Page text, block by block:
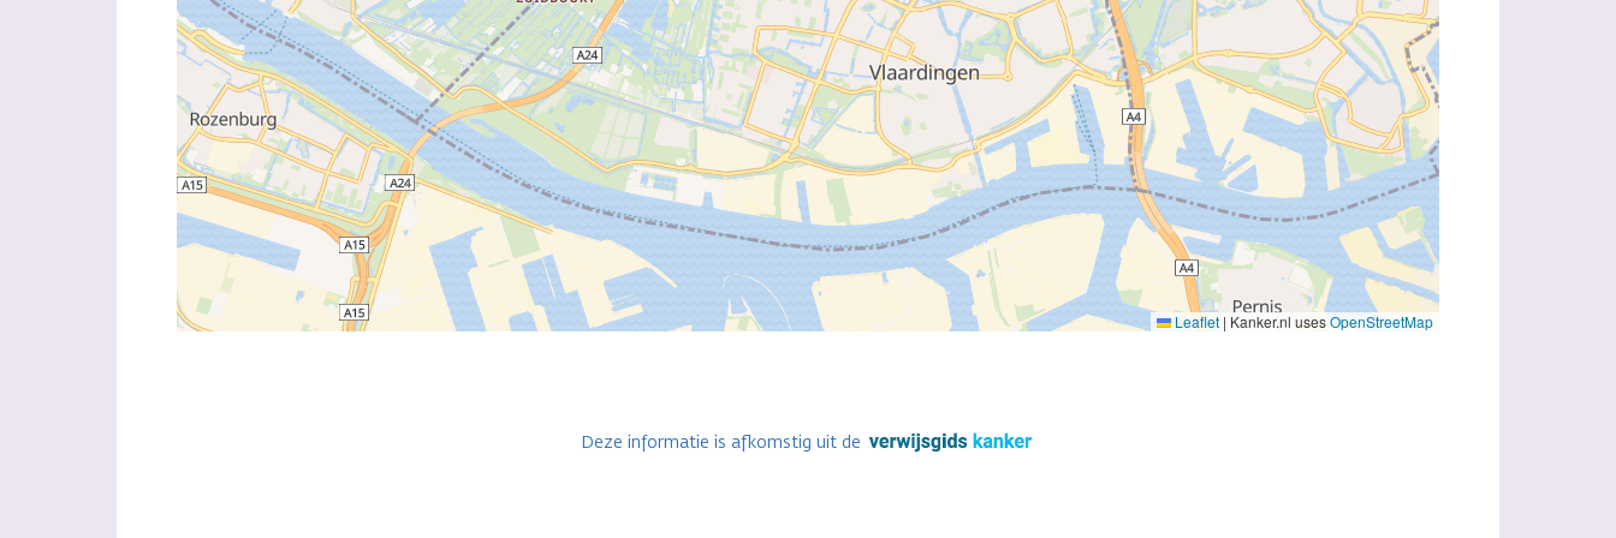
Leaflet | Kanker.nl usesOpenStreetMap
Deze informatie is afkomstig uit de